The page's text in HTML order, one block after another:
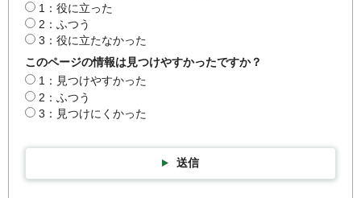
1：役に立った
2：ふつう
3：役に立たなかった
このページの情報は見つけやすかったですか？
1：見つけやすかった
2：ふつう
3：見つけにくかった
送信